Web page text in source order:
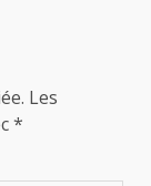
Les
*